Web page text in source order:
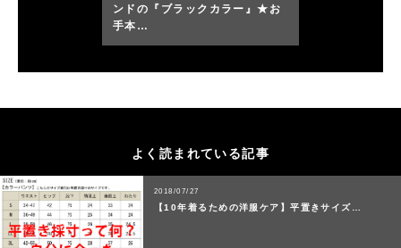
よく読まれている記事
2018/07/27
【10年着るための洋服ケア】平置きサイズ…
ンドの『ブラックカラー』★お
手本…